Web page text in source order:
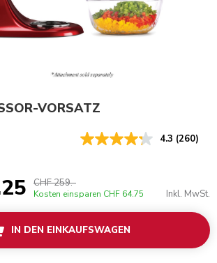
VORSATZ
4.3 (260)
CHF 259.-
Kosten einsparen CHF 64.75 Inkl. MwSt.
IN DEN EINKAUFSWAGEN